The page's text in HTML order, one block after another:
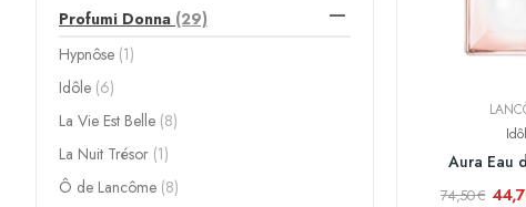

Profumi Donna (29)
Hypnôse (1)
Idôle (6)
La Vie Est Belle (8)
La Nuit Trésor (1)
Ô de Lancôme (8)
Aura Eau
74,50 €